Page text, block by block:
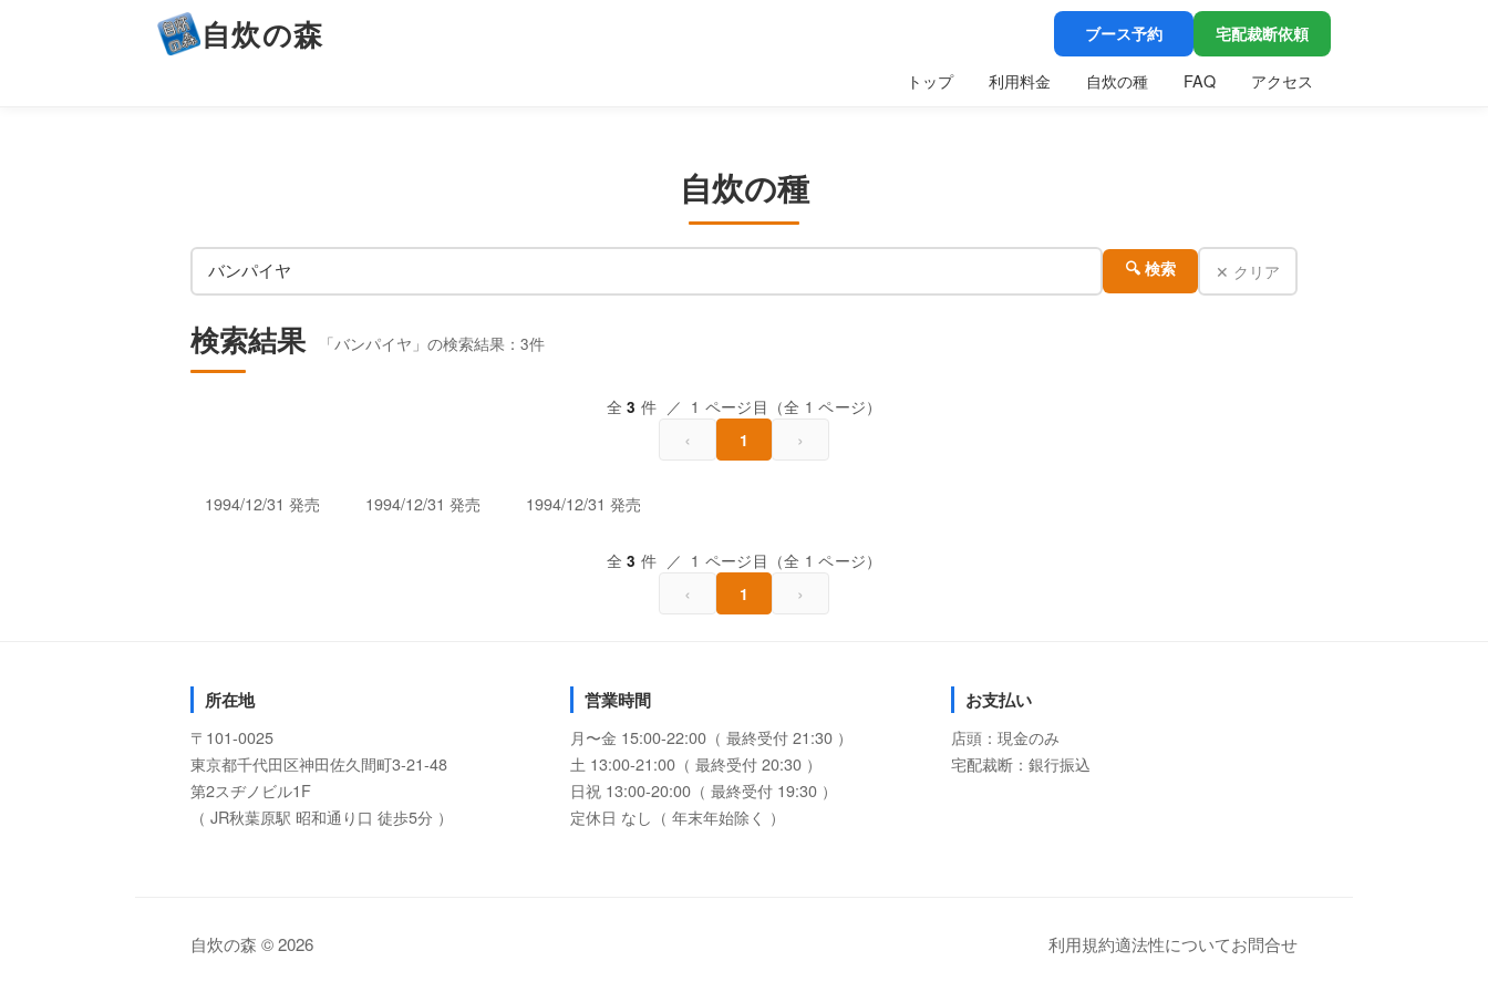
自炊の森 ブース予約 宅配裁断依頼
トップ 利用料金 自炊の種 FAQ アクセス
自炊の種
🔍 検索 ✕ クリア
検索結果 「バンパイヤ」の検索結果：3件
全3 件 ／ 1 ページ目（全 1 ページ）
‹ 1 ›
1994/12/31 発売 1994/12/31 発売 1994/12/31 発売
全3 件 ／ 1 ページ目（全 1 ページ）
‹ 1 ›
所在地
〒101-0025
東京都千代田区神田佐久間町3-21-48
第2スヂノビル1F
（ JR秋葉原駅 昭和通り口 徒歩5分 ）
営業時間
月〜金 15:00-22:00（ 最終受付 21:30 ）
土 13:00-21:00（ 最終受付 20:30 ）
日祝 13:00-20:00（ 最終受付 19:30 ）
定休日 なし（ 年末年始除く ）
お支払い
店頭：現金のみ
宅配裁断：銀行振込
自炊の森 © 2026 利用規約適法性についてお問合せ